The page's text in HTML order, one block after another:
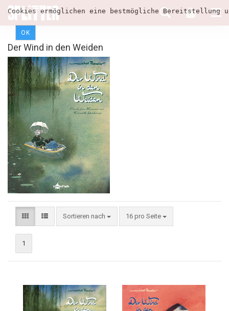
Cookies ermöglichen eine bestmögliche
OK
Der Wind in den Weiden
Sortieren nach 16 pro Seite
1